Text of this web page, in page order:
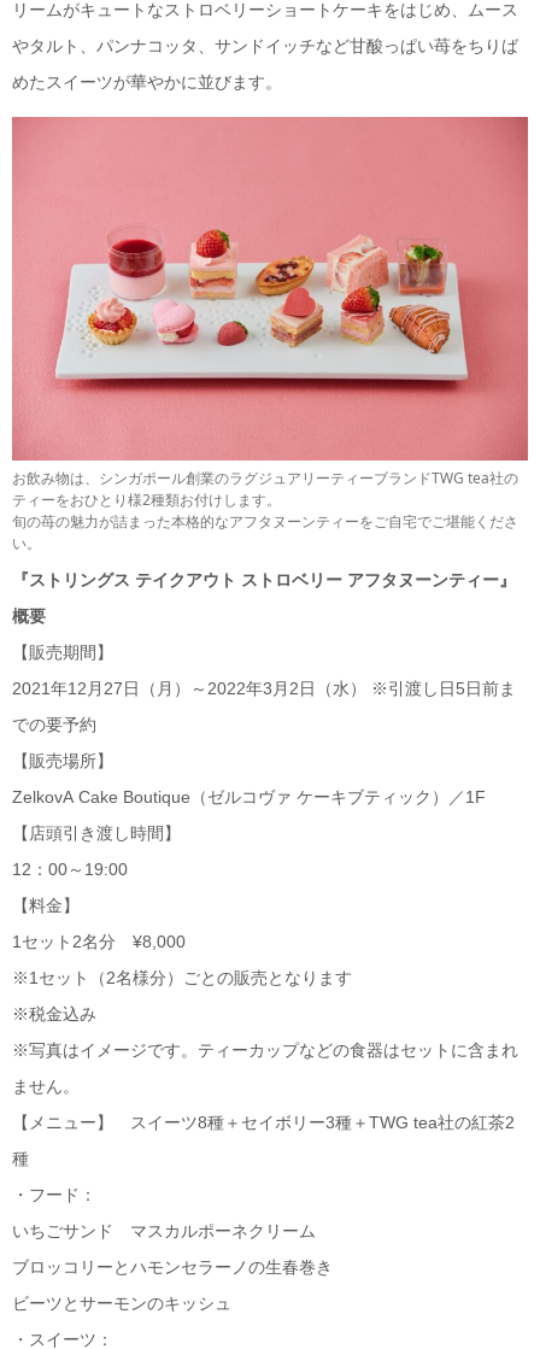
リームがキュートなストロベリーショートケーキをはじめ、ムース
やタルト、パンナコッタ、サンドイッチなど甘酸っぱい苺をちりば
めたスイーツが華やかに並びます。
お飲み物は、シンガポール創業のラグジュアリーティーブランドTWG tea社の
ティーをおひとり様2種類お付けします。
旬の苺の魅力が詰まった本格的なアフタヌーンティーをご自宅でご堪能くださ
い。
『ストリングス テイクアウト ストロベリー アフタヌーンティー』
概要
【販売期間】
2021年12月27日（月）～2022年3月2日（水） ※引渡し日5日前ま
での要予約
【販売場所】
ZelkovA Cake Boutique（ゼルコヴァ ケーキブティック）／1F
【店頭引き渡し時間】
12：00～19:00
【料金】
1セット2名分 ¥8,000
※1セット（2名様分）ごとの販売となります
※税金込み
※写真はイメージです。ティーカップなどの食器はセットに含まれ
ません。
【メニュー】 スイーツ8種＋セイボリー3種＋TWG tea社の紅茶2
種
・フード：
いちごサンド マスカルポーネクリーム
ブロッコリーとハモンセラーノの生春巻き
ビーツとサーモンのキッシュ
・スイーツ：